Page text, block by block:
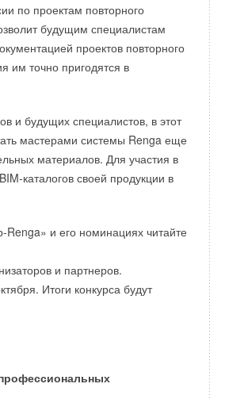
по проектам повторного
будущим специалистам
проектов повторного
им точно пригодятся в
и будущих специалистов, в этот
мастерами системы Renga еще
материалов. Для участия в
каталогов своей продукции в
и его номинациях читайте
и партнеров.
Итоги конкурса будут
старшей из которых является